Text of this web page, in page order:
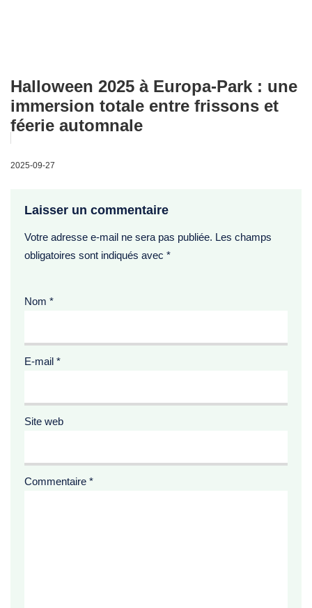
Halloween 2025 à Europa-Park : une
immersion totale entre frissons et
féerie automnale
2025-09-27
Laisser un commentaire
Votre adresse e-mail ne sera pas publiée. Les champs
obligatoires sont indiqués avec *
Nom *
E-mail *
Site web
Commentaire *